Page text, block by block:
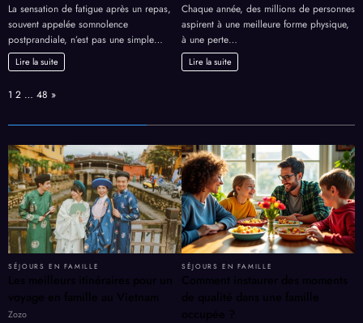
La sensation de fatigue après un repas,
souvent appelée somnolence
postprandiale, n’est pas une simple…
Lire la suite
Chaque année, des millions de personnes
aspirent à une meilleure forme physique,
à une perte…
Lire la suite
Page:
1 2 … 48 Next
»
SÉJOURS EN FAMILLE
Les meilleurs itinéraires pour un
voyage en famille au Vietnam
Zozo
SÉJOURS EN FAMILLE
Comment instaurer des moments
de qualité dans une famille
occupée ?